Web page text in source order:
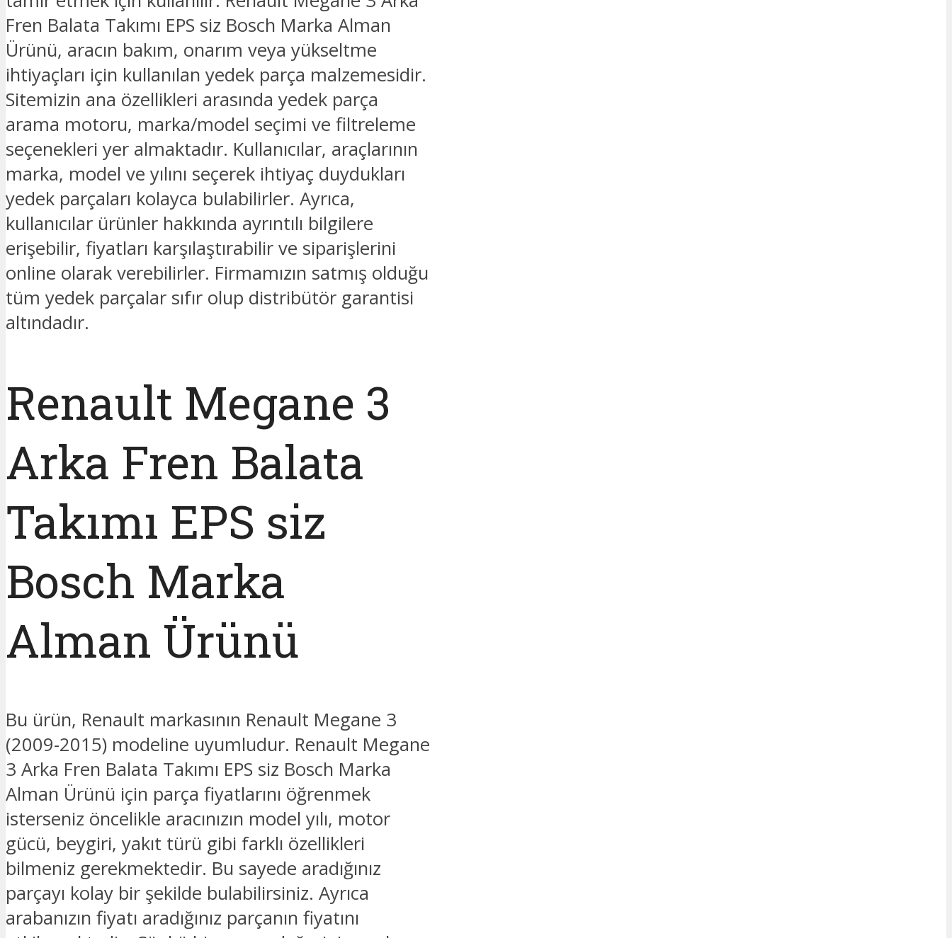
Fren Balata Takımı EPS siz Bosch Marka Alman
Ürünü, aracın bakım, onarım veya yükseltme
ihtiyaçları için kullanılan yedek parça malzemesidir.
Sitemizin ana özellikleri arasında yedek parça
arama motoru, marka/model seçimi ve filtreleme
seçenekleri yer almaktadır. Kullanıcılar, araçlarının
marka, model ve yılını seçerek ihtiyaç duydukları
yedek parçaları kolayca bulabilirler. Ayrıca,
kullanıcılar ürünler hakkında ayrıntılı bilgilere
erişebilir, fiyatları karşılaştırabilir ve siparişlerini
online olarak verebilirler. Firmamızın satmış olduğu
tüm yedek parçalar sıfır olup distribütör garantisi
altındadır.
Renault Megane 3
Arka Fren Balata
Takımı EPS siz
Bosch Marka
Alman Ürünü
Bu ürün, Renault markasının Renault Megane 3
(2009-2015) modeline uyumludur. Renault Megane
3 Arka Fren Balata Takımı EPS siz Bosch Marka
Alman Ürünü için parça fiyatlarını öğrenmek
isterseniz öncelikle aracınızın model yılı, motor
gücü, beygiri, yakıt türü gibi farklı özellikleri
bilmeniz gerekmektedir. Bu sayede aradığınız
parçayı kolay bir şekilde bulabilirsiniz. Ayrıca
arabanızın fiyatı aradığınız parçanın fiyatını